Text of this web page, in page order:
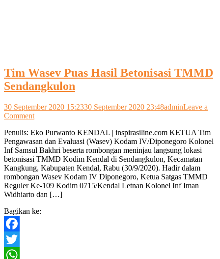
Tim Wasev Puas Hasil Betonisasi TMMD
Sendangkulon
30 September 2020 15:2330 September 2020 23:48adminLeave a
Commenton
Wasev
Puas
Hasil
Betonisasi
TMMD
Sendangkulon
Penulis: Eko Purwanto KENDAL | inspirasiline.com KETUA Tim
Pengawasan dan Evaluasi (Wasev) Kodam IV/Diponegoro Kolonel
Inf Samsul Bakhri beserta rombongan meninjau langsung lokasi
betonisasi TMMD Kodim Kendal di Sendangkulon, Kecamatan
Kangkung, Kabupaten Kendal, Rabu (30/9/2020). Hadir dalam
rombongan Wasev Kodam IV Diponegoro, Ketua Satgas TMMD
Reguler Ke-109 Kodim 0715/Kendal Letnan Kolonel Inf Iman
Widhiarto dan […]
Bagikan ke:
Facebook
Twitter